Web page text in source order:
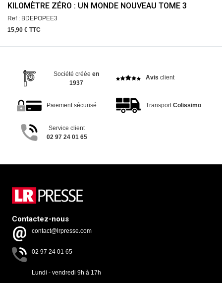
KILOMÈTRE ZÉRO : UN MONDE NOUVEAU TOME 3
Ref : BDEPOPEE3
15,90 € TTC
Société créée en
1937
Avis client
Paiement sécurisé TransportColissimo
Service client
02 97 24 01 65
Contactez-nous
contact@lrpresse.com
02 97 24 01 65
Lundi - vendredi 9h à 17h